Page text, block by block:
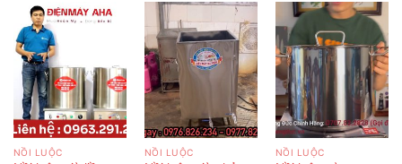
NỒI LUỘC NỒI LUỘC NỒI LUỘC